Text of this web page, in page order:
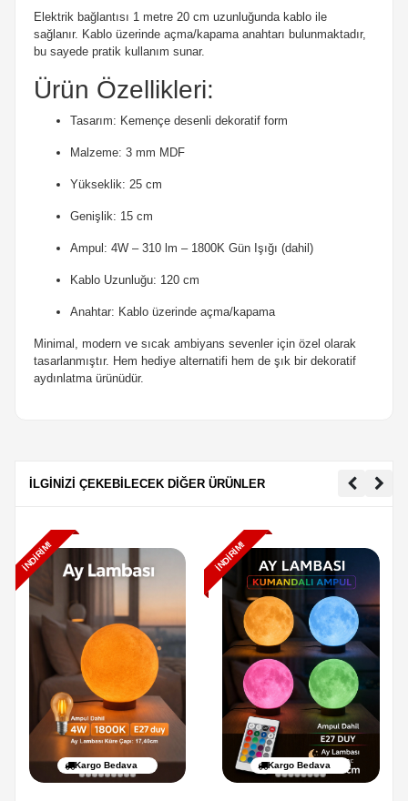
Elektrik bağlantısı 1 metre 20 cm uzunluğunda kablo ile
sağlanır. Kablo üzerinde açma/kapama anahtarı bulunmaktadır,
bu sayede pratik kullanım sunar.
Ürün Özellikleri:
Tasarım: Kemençe desenli dekoratif form
Malzeme: 3 mm MDF
Yükseklik: 25 cm
Genişlik: 15 cm
Ampul: 4W – 310 lm – 1800K Gün Işığı (dahil)
Kablo Uzunluğu: 120 cm
Anahtar: Kablo üzerinde açma/kapama
Minimal, modern ve sıcak ambiyans sevenler için özel olarak
tasarlanmıştır. Hem hediye alternatifi hem de şık bir dekoratif
aydınlatma ürünüdür.
İLGİNİZİ ÇEKEBİLECEK DİĞER ÜRÜNLER
İNDIRIM!
Kargo Bedava
İNDIRIM!
Kargo Bedava